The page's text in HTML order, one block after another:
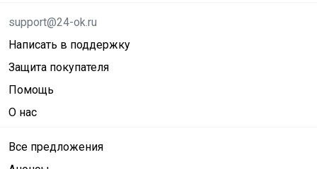
support@24-ok.ru
Написать в поддержку
Защита покупателя
Помощь
О нас
Все предложения